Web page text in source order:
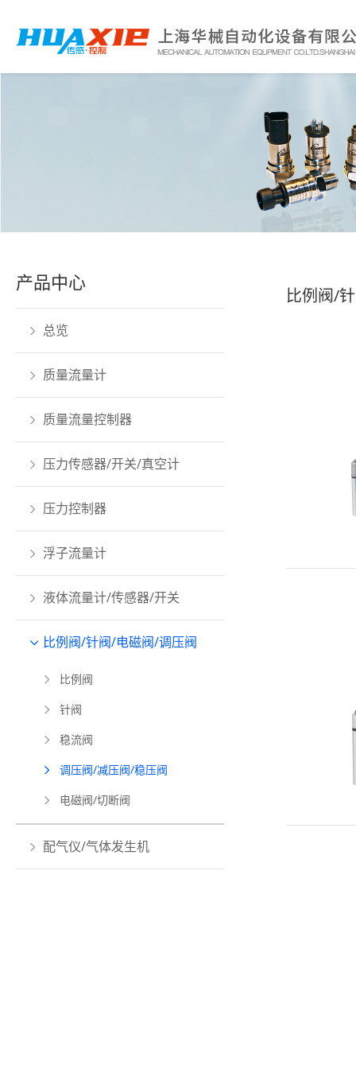
产品中心
总览
质量流量计
质量流量控制器
压力传感器/开关/真空计
压力控制器
浮子流量计
液体流量计/传感器/开关
比例阀/针阀/电磁阀/调压阀
比例阀
针阀
稳流阀
调压阀/减压阀/稳压阀
电磁阀/切断阀
配气仪/气体发生机
比例阀/